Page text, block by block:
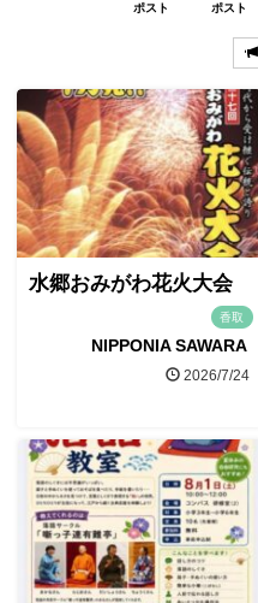
ポスト ポスト
水郷おみがわ花火大会
香取
NIPPONIA SAWARA
2026/7/24